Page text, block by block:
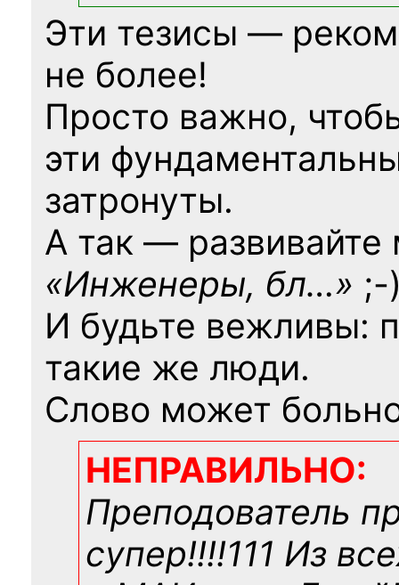
Эти тезисы —
не более!
Просто важно,
эти
затронуты.
А так — развивайте
«Инженеры, бл…» ;-
И будьте вежливы:
такие же люди.
Слово может
НЕПРАВИЛЬНО:
Преподователь
супер!!!!111 Из